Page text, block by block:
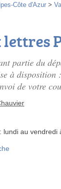
Côte d'Azur >
lettres
partie du
à
de votre
lundi au vendredi